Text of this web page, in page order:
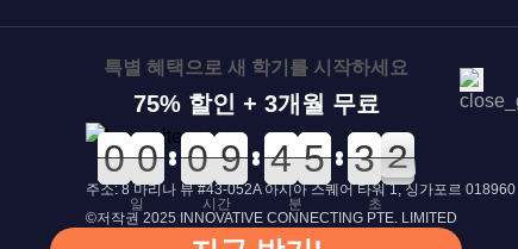
주소: 8 마리나 뷰 #43-052A 아시아 스퀘어 타워 1, 싱가포르 018960
©저작권 2025 INNOVATIVE CONNECTING PTE. LIMITED
특별 혜택으로 새 학기를 시작하세요
75% 할인 + 3개월 무료
0
0
0
0 0
0
0
0 0
0
0
0 0
0
9
9 0
0
4
4 0
0
5
5 4
4
3
3 2
2
1
일 시간 분 초